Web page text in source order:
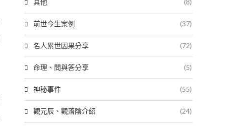
其他 (8)
前世今生案例 (37)
名人累世因果分享 (72)
命理、問與答分享 (5)
神秘事件 (55)
觀元辰、觀落陰介紹 (24)